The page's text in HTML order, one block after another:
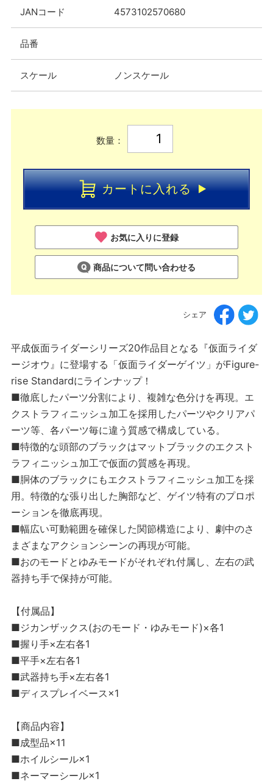
JANコード 4573102570680
品番
スケール ノンスケール
数量：
カートに入れる
お気に入りに登録
商品について問い合わせる
シェア
平成仮面ライダーシリーズ20作品目となる『仮面ライダ
ージオウ』に登場する「仮面ライダーゲイツ」がFigure-
rise Standardにラインナップ！
■徹底したパーツ分割により、複雑な色分けを再現。エ
クストラフィニッシュ加工を採用したパーツやクリアパ
ーツ等、各パーツ毎に違う質感で構成している。
■特徴的な頭部のブラックはマットブラックのエクスト
ラフィニッシュ加工で仮面の質感を再現。
■胴体のブラックにもエクストラフィニッシュ加工を採
用。特徴的な張り出した胸部など、ゲイツ特有のプロポ
ーションを徹底再現。
■幅広い可動範囲を確保した関節構造により、劇中のさ
まざまなアクションシーンの再現が可能。
■おのモードとゆみモードがそれぞれ付属し、左右の武
器持ち手で保持が可能。
【付属品】
■ジカンザックス(おのモード・ゆみモード)×各1
■握り手×左右各1
■平手×左右各1
■武器持ち手×左右各1
■ディスプレイベース×1
【商品内容】
■成型品×11
■ホイルシール×1
■ネーマーシール×1